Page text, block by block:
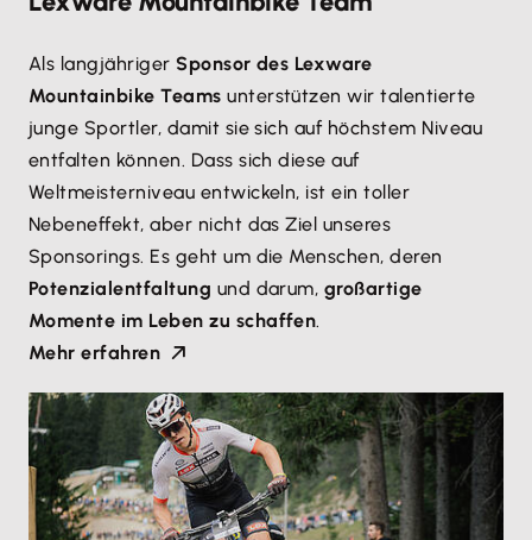
Als langjährigerSponsor des Lexware
Mountainbike Teams unterstützen wir talentierte
junge Sportler, damit sie sich auf höchstem Niveau
entfalten können. Dass sich diese auf
Weltmeisterniveau entwickeln, ist ein toller
Nebeneffekt, aber nicht das Ziel unseres
Sponsorings. Es geht um die Menschen, deren
Potenzialentfaltung und darum, großartige
Momente im Leben zu schaffen.
Mehr erfahren